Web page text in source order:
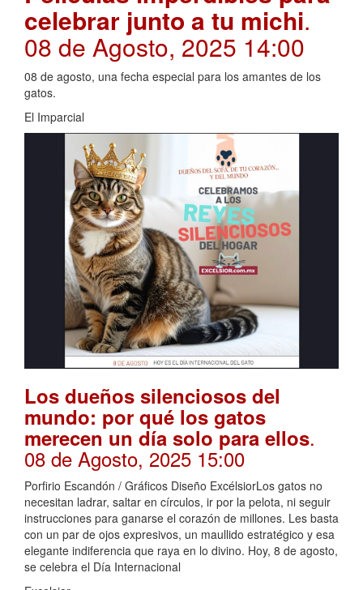
celebrar junto a tu michi.
08 de Agosto, 2025 14:00
08 de agosto, una fecha especial para los amantes de los
gatos.
El Imparcial
Los dueños silenciosos del
mundo: por qué los gatos
merecen un día solo para ellos.
08 de Agosto, 2025 15:00
Porfirio Escandón / Gráficos Diseño ExcélsiorLos gatos no
necesitan ladrar, saltar en círculos, ir por la pelota, ni seguir
instrucciones para ganarse el corazón de millones. Les basta
con un par de ojos expresivos, un maullido estratégico y esa
elegante indiferencia que raya en lo divino. Hoy, 8 de agosto,
se celebra el Día Internacional